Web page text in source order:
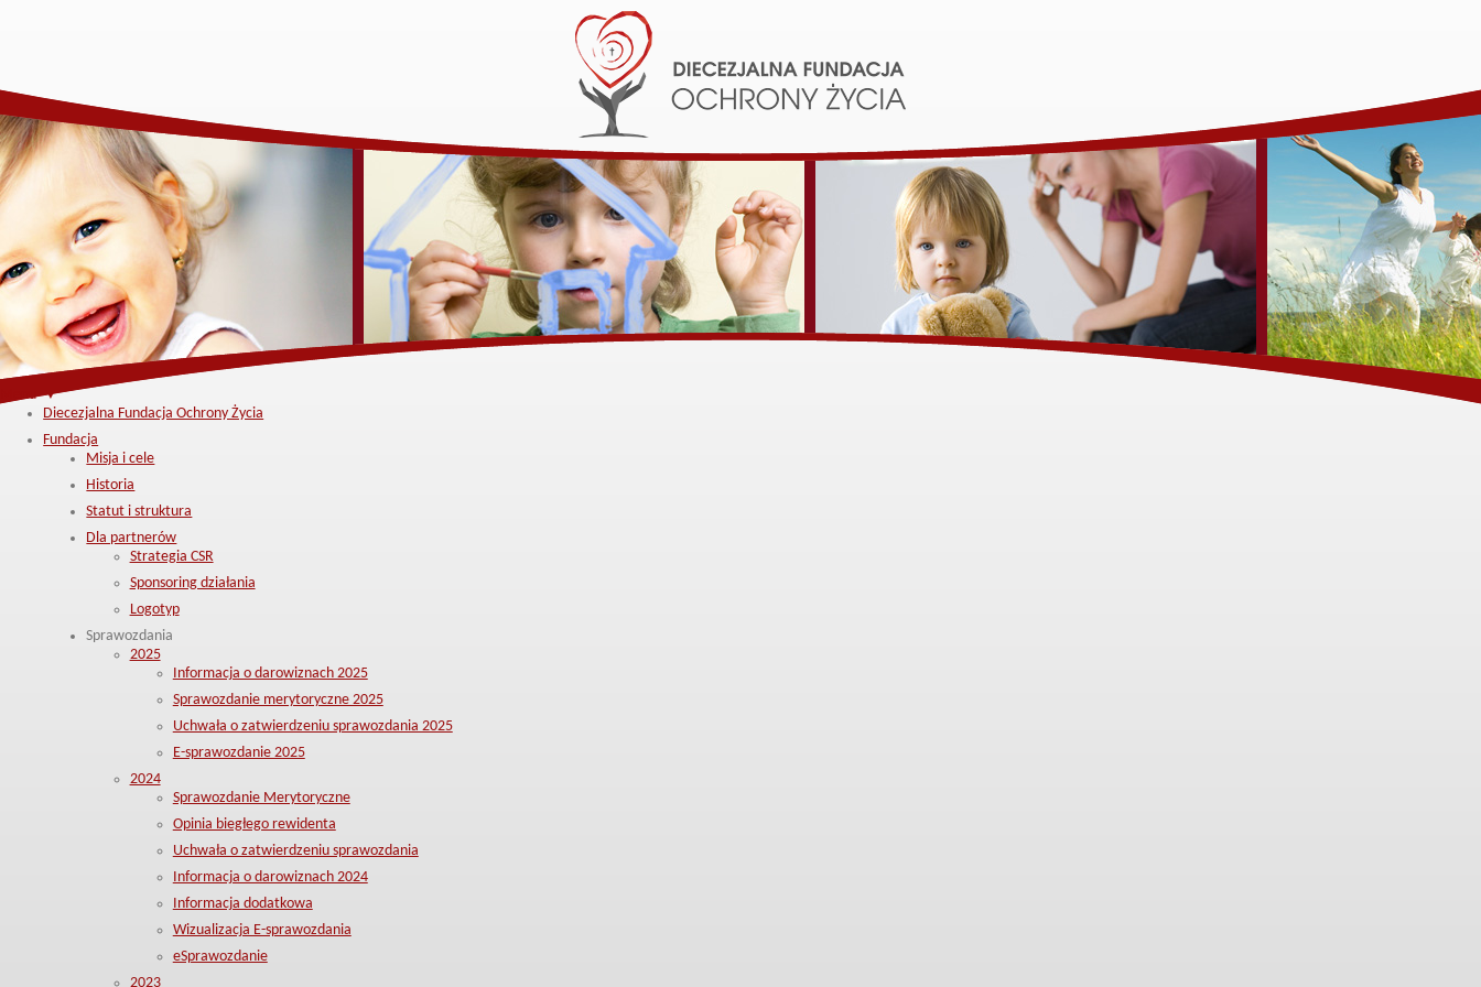
Menu ▼
Diecezjalna Fundacja Ochrony Życia
Fundacja
Misja i cele
Historia
Statut i struktura
Dla partnerów
Strategia CSR
Sponsoring działania
Logotyp
Sprawozdania
2025
Informacja o darowiznach 2025
Sprawozdanie merytoryczne 2025
Uchwała o zatwierdzeniu sprawozdania 2025
E-sprawozdanie 2025
2024
Sprawozdanie Merytoryczne
Opinia biegłego rewidenta
Uchwała o zatwierdzeniu sprawozdania
Informacja o darowiznach 2024
Informacja dodatkowa
Wizualizacja E-sprawozdania
eSprawozdanie
2023